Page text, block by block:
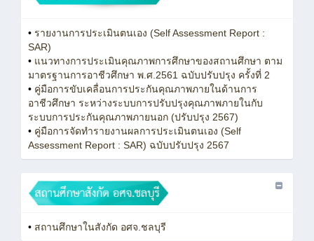
• รายงานการประเมินตนเอง (Self Assessment Report :
SAR)
• แนวทางการประเมินคุณภาพการศึกษาของสถานศึกษา ตาม
มาตรฐานการอาชีวศึกษา พ.ศ.2561 ฉบับปรับปรุง ครั้งที่ 2
• คู่มือการขับเคลื่อนการประกันคุณภาพภายในด้านการ
อาชีวศึกษา ระหว่างระบบการปรับปรุงคุณภาพภายในกับ
ระบบการประกันคุณภาพภายนอก (ปรับปรุง 2567)
• คู่มือการจัดทำรายงานผลการประเมินตนเอง (Self
Assessment Report : SAR) ฉบับปรับปรุง 2567
• สถานศึกษาในสังกัด อศจ.ชลบุรี